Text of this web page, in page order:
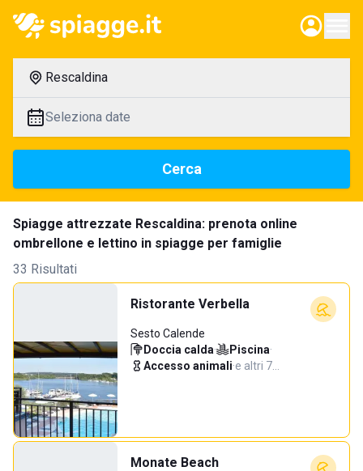
Rescaldina
Seleziona date
Cerca
Spiagge attrezzate Rescaldina: prenota online
ombrellone e lettino in spiagge per famiglie
33 Risultati
Ristorante Verbella
Sesto Calende
Doccia calda· Piscina·
Accesso animali·e altri 7…
Monate Beach